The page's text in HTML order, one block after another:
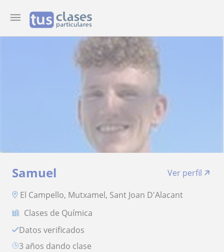
Samuel
Ver perfil
El Campello, Mutxamel, Sant Joan D'Alacant
Clases de Química
Datos verificados
3 años dando clase